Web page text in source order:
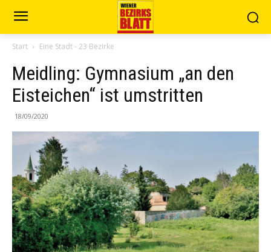
Start Eine Stadt - 23 Bezirke
Meidling: Gymnasium „an den
Eisteichen“ ist umstritten
18/09/2020